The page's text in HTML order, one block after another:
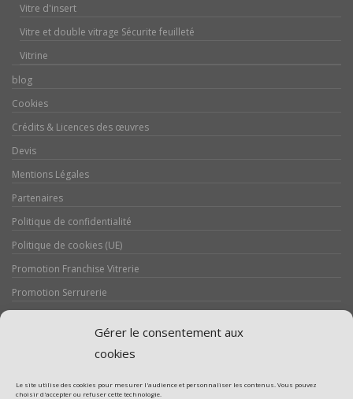
Gérer le consentement aux
cookies
Le site utilise des cookies pour mesurer l'audience et personnaliser les contenus. Vous pouvez
choisir d'accepter ou refuser cette technologie.
Vitre d'insert
Vitre et double vitrage Sécurite feuilleté
Vitrine
blog
Cookies
Crédits & Licences des œuvres
Devis
Mentions Légales
Partenaires
Politique de confidentialité
Politique de cookies (UE)
Promotion Franchise Vitrerie
Promotion Serrurerie